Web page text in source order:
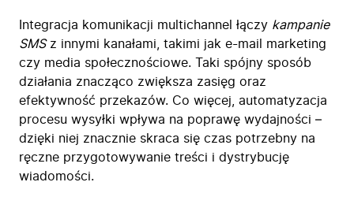
Integracja komunikacji multichannel łączy kampanie
SMSz innymi kanałami, takimi jak e-mail marketing
czy media społecznościowe. Taki spójny sposób
działania znacząco zwiększa zasięg oraz
efektywność przekazów. Co więcej, automatyzacja
procesu wysyłki wpływa na poprawę wydajności –
dzięki niej znacznie skraca się czas potrzebny na
ręczne przygotowywanie treści i dystrybucję
wiadomości.